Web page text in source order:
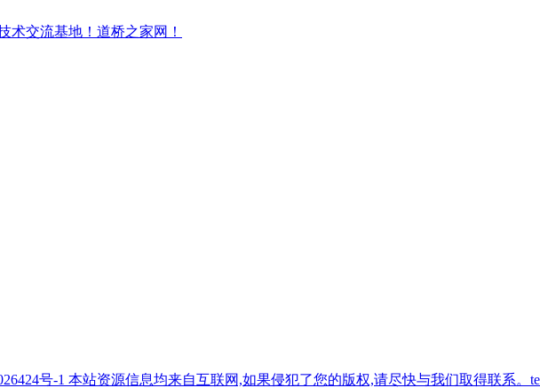
号-1 本站资源信息均来自互联网,如果侵犯了您的版权,请尽快与我们取得联系。tel